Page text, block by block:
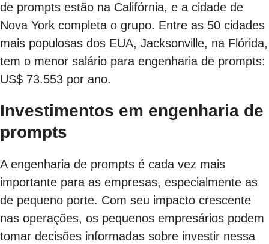
de prompts estão na Califórnia, e a cidade de
Nova York completa o grupo. Entre as 50 cidades
mais populosas dos EUA, Jacksonville, na Flórida,
tem o menor salário para engenharia de prompts:
US$ 73.553 por ano.
Investimentos em engenharia de
prompts
A engenharia de prompts é cada vez mais
importante para as empresas, especialmente as
de pequeno porte. Com seu impacto crescente
nas operações, os pequenos empresários podem
tomar decisões informadas sobre investir nessa